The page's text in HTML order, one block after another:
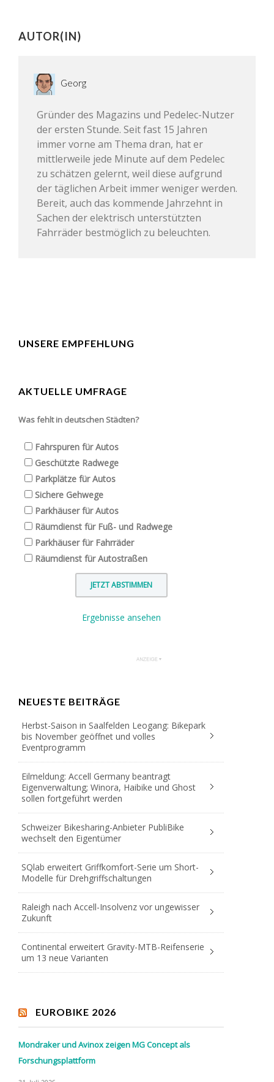
AUTOR(IN)
Georg
Gründer des Magazins und Pedelec-Nutzer
der ersten Stunde. Seit fast 15 Jahren
immer vorne am Thema dran, hat er
mittlerweile jede Minute auf dem Pedelec
zu schätzen gelernt, weil diese aufgrund
der täglichen Arbeit immer weniger werden.
Bereit, auch das kommende Jahrzehnt in
Sachen der elektrisch unterstützten
Fahrräder bestmöglich zu beleuchten.
UNSERE EMPFEHLUNG
AKTUELLE UMFRAGE
Was fehlt in deutschen Städten?
Fahrspuren für Autos
Geschützte Radwege
Parkplätze für Autos
Sichere Gehwege
Parkhäuser für Autos
Räumdienst für Fuß- und Radwege
Parkhäuser für Fahrräder
Räumdienst für Autostraßen
Ergebnisse ansehen
NEUESTE BEITRÄGE
Herbst-Saison in Saalfelden Leogang: Bikepark
bis November geöffnet und volles
Eventprogramm
Eilmeldung: Accell Germany beantragt
Eigenverwaltung; Winora, Haibike und Ghost
sollen fortgeführt werden
Schweizer Bikesharing-Anbieter PubliBike
wechselt den Eigentümer
SQlab erweitert Griffkomfort-Serie um Short-
Modelle für Drehgriffschaltungen
Raleigh nach Accell-Insolvenz vor ungewisser
Zukunft
Continental erweitert Gravity-MTB-Reifenserie
um 13 neue Varianten
EUROBIKE 2026
Mondraker und Avinox zeigen MG Concept als
Forschungsplattform